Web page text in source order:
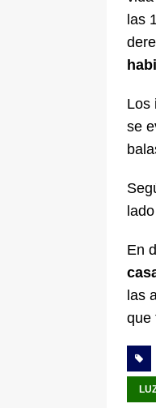
las
Los
se
En
las
que